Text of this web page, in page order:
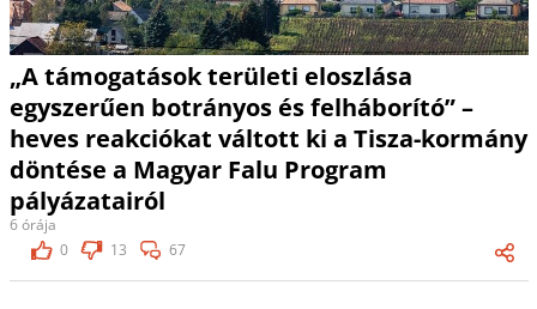
„A támogatások területi eloszlása
egyszerűen botrányos és felháborító” –
heves reakciókat váltott ki a Tisza-kormány
döntése a Magyar Falu Program
pályázatairól
6 órája
0
13 67